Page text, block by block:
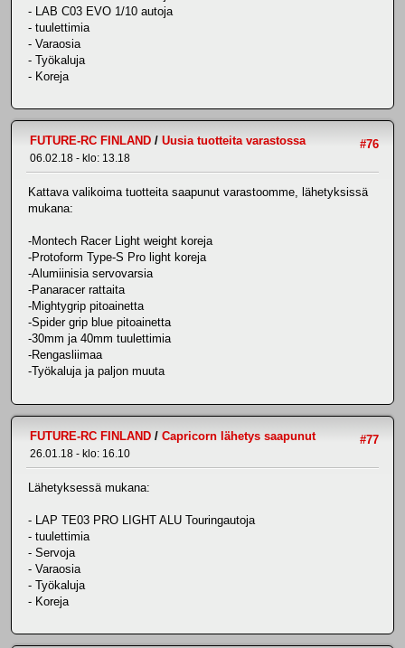
- LAB C03 EVO 1/10 autoja
- tuulettimia
- Varaosia
- Työkaluja
- Koreja
#76
FUTURE-RC FINLAND / Uusia tuotteita varastossa
06.02.18 - klo: 13.18
Kattava valikoima tuotteita saapunut varastoomme, lähetyksissä
mukana:
-Montech Racer Light weight koreja
-Protoform Type-S Pro light koreja
-Alumiinisia servovarsia
-Panaracer rattaita
-Mightygrip pitoainetta
-Spider grip blue pitoainetta
-30mm ja 40mm tuulettimia
-Rengasliimaa
-Työkaluja ja paljon muuta
#77
FUTURE-RC FINLAND / Capricorn lähetys saapunut
26.01.18 - klo: 16.10
Lähetyksessä mukana:
- LAP TE03 PRO LIGHT ALU Touringautoja
- tuulettimia
- Servoja
- Varaosia
- Työkaluja
- Koreja